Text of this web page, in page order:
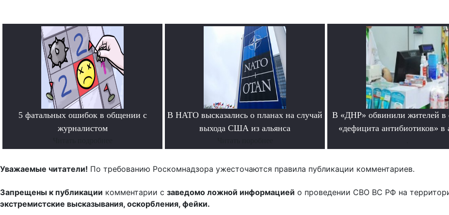
5 фатальных ошибок в общении с
журналистом
В НАТО высказались о планах на случай
выхода США из альянса
В «ДНР» обвинили жителей в
«дефицита антибиотиков» в
Уважаемые читатели! По требованию Роскомнадзора ужесточаются правила публикации комментариев.
Запрещены к публикации комментарии с заведомо ложной информацией о проведении СВО ВС РФ на
экстремистские высказывания, оскорбления, фейки.